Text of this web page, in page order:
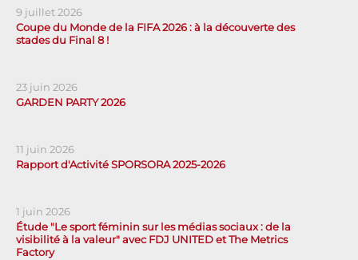
9 juillet 2026
Coupe du Monde de la FIFA 2026 : à la découverte des
stades du Final 8 !
23 juin 2026
GARDEN PARTY 2026
11 juin 2026
Rapport d'Activité SPORSORA 2025-2026
1 juin 2026
Étude "Le sport féminin sur les médias sociaux : de la
visibilité à la valeur" avec FDJ UNITED et The Metrics
Factory